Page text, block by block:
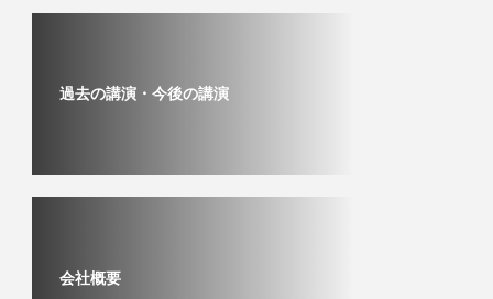
過去の講演・今後の講演
会社概要